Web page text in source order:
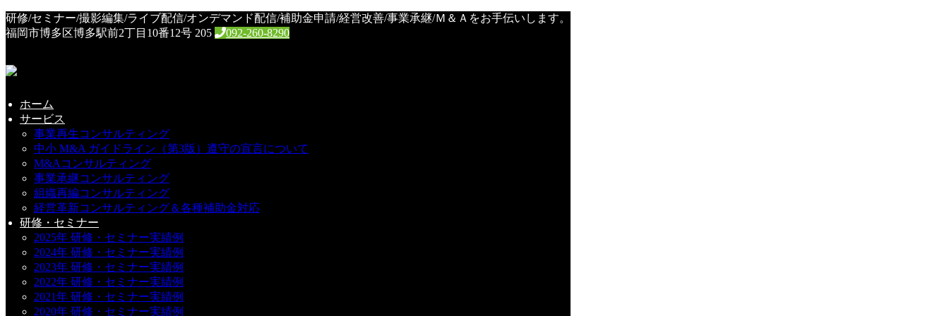
研修/セミナー/撮影編集/ライブ配信/オンデマンド配信/補助金申請/経営改善/事業承継/Ｍ＆Ａをお手伝いします。
福岡市博多区博多駅前2丁目10番12号 205
092-260-8290
ホーム
サービス
事業再生コンサルティング
中小 M&A ガイドライン（第3版）遵守の宣言について
M&Aコンサルティング
事業承継コンサルティング
組織再編コンサルティング
経営革新コンサルティング＆各種補助金対応
研修・セミナー
2025年 研修・セミナー実績例
2024年 研修・セミナー実績例
2023年 研修・セミナー実績例
2022年 研修・セミナー実績例
2021年 研修・セミナー実績例
2020年 研修・セミナー実績例
HOME
2026年06月
保護中: 6/3 ChatGPT vs Gemini vs Claude vs Copilot セミナー
セミナー
2026年6月8日
この投稿はパスワードで保護されているため抜粋文はありません。
新着情報
保護中: 8/5 AI活用で実現！ SNS基礎と業務の生産性向上